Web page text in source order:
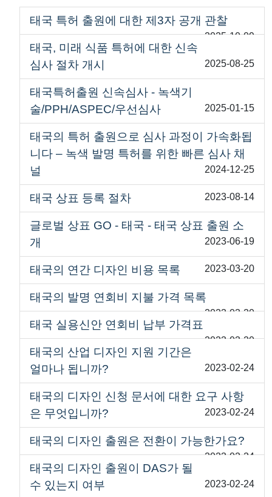
태국 특허 출원에 대한 제3자 공개 관찰
2025-10-09
태국, 미래 식품 특허에 대한 신속
심사 절차 개시
2025-08-25
태국특허출원 신속심사 - 녹색기
술/PPH/ASPEC/우선심사
2025-01-15
태국의 특허 출원으로 심사 과정이 가속화됩
니다 – 녹색 발명 특허를 위한 빠른 심사 채
널
2024-12-25
태국 상표 등록 절차 2023-08-14
글로벌 상표 GO - 태국 - 태국 상표 출원 소
개
2023-06-19
태국의 연간 디자인 비용 목록 2023-03-20
태국의 발명 연회비 지불 가격 목록
2023-03-20
태국 실용신안 연회비 납부 가격표
2023-03-20
태국의 산업 디자인 지원 기간은
얼마나 됩니까?
2023-02-24
태국의 디자인 신청 문서에 대한 요구 사항
은 무엇입니까?
2023-02-24
태국의 디자인 출원은 전환이 가능한가요?
2023-02-24
태국의 디자인 출원이 DAS가 될
수 있는지 여부
2023-02-24